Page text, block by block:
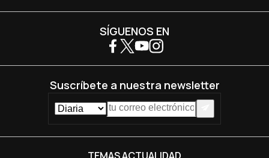
SÍGUENOS EN
Suscríbete a nuestra newsletter